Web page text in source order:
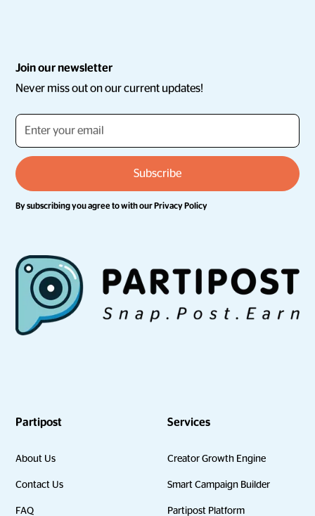
Join our newsletter
Never miss out on our current updates!
By subscribing you agree to with ourPrivacy Policy
Partipost
About Us
Contact Us
FAQ
Services
Creator Growth Engine
Smart Campaign Builder
Partipost Platform